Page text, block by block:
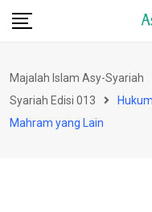
Skip
Majalah Islam Asy-Syariah
Syariah Edisi 013
Mahram yang Lain